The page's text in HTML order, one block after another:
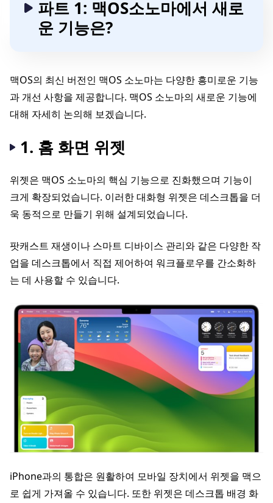
파트 1: 맥OS소노마에서 새로
운 기능은?
맥OS의 최신 버전인 맥OS 소노마는 다양한 흥미로운 기능
과 개선 사항을 제공합니다. 맥OS 소노마의 새로운 기능에
대해 자세히 논의해 보겠습니다.
1. 홈 화면 위젯
위젯은 맥OS 소노마의 핵심 기능으로 진화했으며 기능이
크게 확장되었습니다. 이러한 대화형 위젯은 데스크톱을 더
욱 동적으로 만들기 위해 설계되었습니다.
팟캐스트 재생이나 스마트 디바이스 관리와 같은 다양한 작
업을 데스크톱에서 직접 제어하여 워크플로우를 간소화하
는 데 사용할 수 있습니다.
iPhone과의 통합은 원활하여 모바일 장치에서 위젯을 맥으
로 쉽게 가져올 수 있습니다. 또한 위젯은 데스크톱 배경 화